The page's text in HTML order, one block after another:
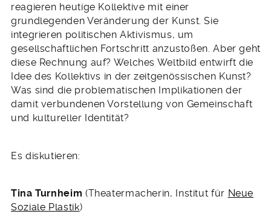
reagieren heutige Kollektive mit einer
grundlegenden Veränderung der Kunst. Sie
integrieren politischen Aktivismus, um
gesellschaftlichen Fortschritt anzustoßen. Aber geht
diese Rechnung auf? Welches Weltbild entwirft die
Idee des Kollektivs in der zeitgenössischen Kunst?
Was sind die problematischen Implikationen der
damit verbundenen Vorstellung von Gemeinschaft
und kultureller Identität?
Es diskutieren:
Tina Turnheim (Theatermacherin, Institut für Neue
Soziale Plastik)